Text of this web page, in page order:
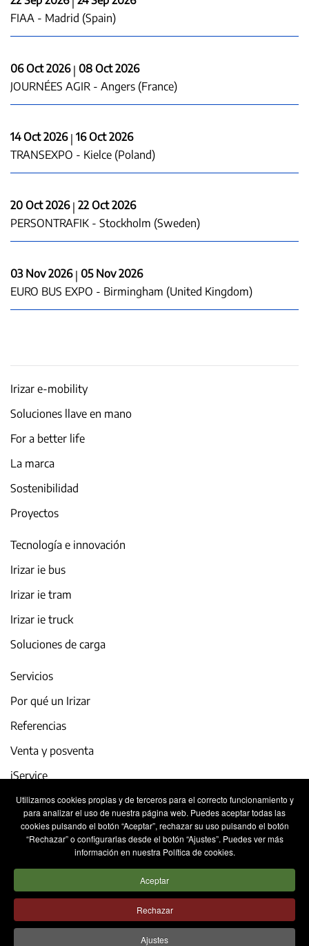
Utilizamos cookies propias y de terceros para el correcto funcionamiento y
para analizar el uso de nuestra página web. Puedes aceptar todas las
cookies pulsando el botón “Aceptar”, rechazar su uso pulsando el botón
“Rechazar” o configurarlas desde el botón “Ajustes”. Puedes ver más
información en nuestra Política de cookies.
Aceptar
Rechazar
Ajustes
FIAA - Madrid (Spain)
06 Oct 2026| 08 Oct 2026
JOURNÉES AGIR - Angers (France)
14 Oct 2026| 16 Oct 2026
TRANSEXPO - Kielce (Poland)
20 Oct 2026| 22 Oct 2026
PERSONTRAFIK - Stockholm (Sweden)
03 Nov 2026| 05 Nov 2026
EURO BUS EXPO - Birmingham (United Kingdom)
Irizar e-mobility
Soluciones llave en mano
For a better life
La marca
Sostenibilidad
Proyectos
Tecnología e innovación
Irizar ie bus
Irizar ie tram
Irizar ie truck
Soluciones de carga
Servicios
Por qué un Irizar
Referencias
Venta y posventa
iService
Actualidad y eventos
Trabaja con nosotros
Aviso legal
Política de privacidad
Política de cookies
Sistema Interno de Información